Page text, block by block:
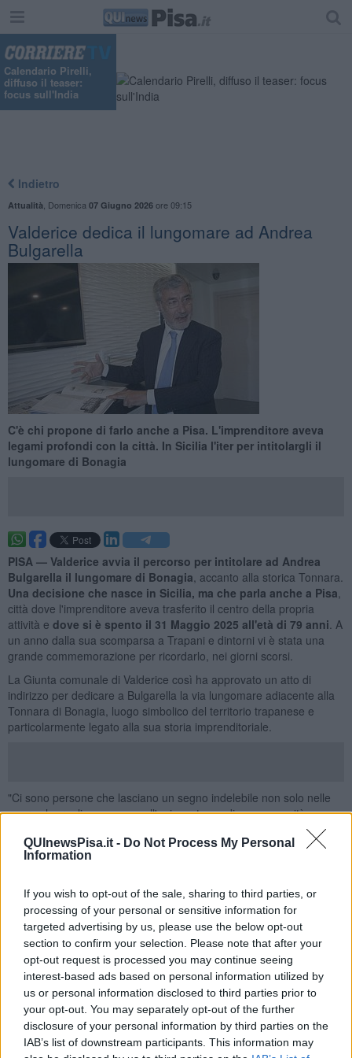
QUInewsPisa.it - Do Not Process My Personal
Information
If you wish to opt-out of the sale, sharing to third parties, or
processing of your personal or sensitive information for
targeted advertising by us, please use the below opt-out
section to confirm your selection. Please note that after your
opt-out request is processed you may continue seeing
interest-based ads based on personal information utilized by
us or personal information disclosed to third parties prior to
your opt-out. You may separately opt-out of the further
disclosure of your personal information by third parties on the
IAB’s list of downstream participants. This information may
Calendario Pirelli,
diffuso il teaser:
focus sull'India
Indietro
Attualità Domenica 07 Giugno 2026ore 09:15
Valderice dedica il lungomare ad Andrea
Bulgarella
C'è chi propone di farlo anche a Pisa. L'imprenditore aveva
legami profondi con la città. In Sicilia l'iter per intitolargli il
lungomare di Bonagia
PISA — Valderice avvia il percorso per intitolare ad Andrea
Bulgarella il lungomare di Bonagia , accanto alla storica Tonnara.
Una decisione che nasce in Sicilia, ma che parla anche a Pisa
città dove l'imprenditore aveva trasferito il centro della propria
attività e dove si è spento il 31 Maggio 2025 all'età di 79 anni . A
un anno dalla sua scomparsa a Trapani e dintorni vi è stata una
grande commemorazione per ricordarlo, nei giorni scorsi.
La Giunta comunale di Valderice così ha approvato un atto di
indirizzo per dedicare a Bulgarella la via lungomare adiacente alla
Tonnara di Bonagia, luogo simbolico del territorio trapanese e
particolarmente legato alla sua storia imprenditoriale.
"Ci sono persone che lasciano un segno indelebile non solo nelle
opere che realizzano, ma nell'anima stessa di una comunità.
Andrea Bulgarella è stato, e continuerà ad essere, una di queste
figure straordinarie", hadetto il sindaco di Valderice Francesco
Stabile.
negli anni Settanta, facendo di Pisa uno dei centri principali
del proprio gruppo immobiliare. Costruttore e imprenditore
alberghiero, aveva legato il suo nome a recuperi di immobili e
strutture ricettive in varie zone d'Italia, tra cui la Tonnara di
Bonagia, il Grand Hotel Misurina, il Grand Hotel Palazzo di Livorno,
il Tower Plaza di Pisa e alcune ex colonie del Calambrone.
Recentemente è stata anche inaugurata la Torre Nord di Cisanello,
uno dei due complessi avveniristici che avevano subito uno
sviluppo travagliato, oggi ideale testimonianza storica
dell'imprenditore.